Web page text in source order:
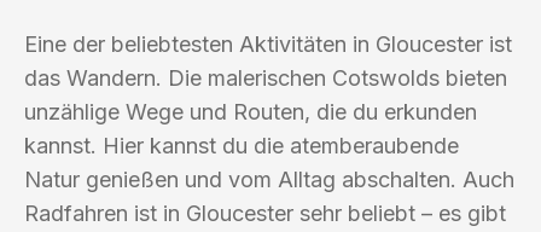
Eine der beliebtesten Aktivitäten in Gloucester ist
das Wandern. Die malerischen Cotswolds bieten
unzählige Wege und Routen, die du erkunden
kannst. Hier kannst du die atemberaubende
Natur genießen und vom Alltag abschalten. Auch
Radfahren ist in Gloucester sehr beliebt – es gibt